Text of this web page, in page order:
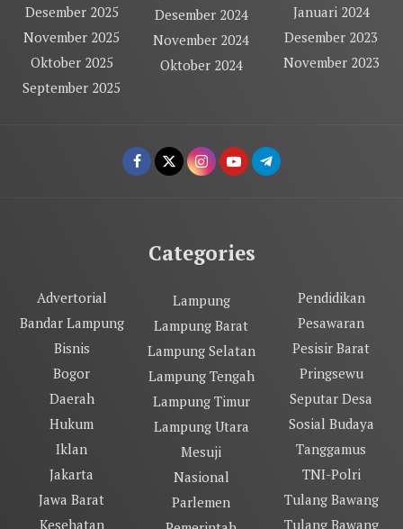
Desember 2025
November 2025
Oktober 2025
September 2025
Desember 2024
November 2024
Oktober 2024
Januari 2024
Desember 2023
November 2023
Categories
Advertorial
Bandar Lampung
Bisnis
Bogor
Daerah
Hukum
Iklan
Jakarta
Jawa Barat
Kesehatan
Lampung
Lampung Barat
Lampung Selatan
Lampung Tengah
Lampung Timur
Lampung Utara
Mesuji
Nasional
Parlemen
Pendidikan
Pesawaran
Pesisir Barat
Pringsewu
Seputar Desa
Sosial Budaya
Tanggamus
TNI-Polri
Tulang Bawang
Tulang Bawang